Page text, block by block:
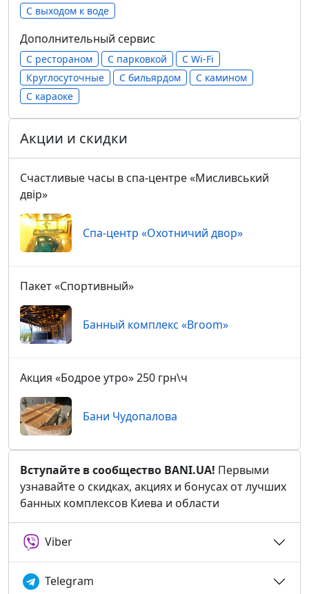
С выходом к воде
Дополнительный сервис
С рестораном С парковкой
С Wi-Fi
Круглосуточные
С бильярдом
С камином
С караоке
Акции и скидки
Счастливые часы в спа-центре «Мисливський
двір»
Спа-центр «Охотничий двор»
Пакет «Спортивный»
Банный комплекс «Broom»
Акция «Бодрое утро» 250 грн\ч
Бани Чудопалова
Вступайте в сообщество BANI.UA! Первыми
узнавайте о скидках, акциях и бонусах от лучших
банных комплексов Киева и области
Viber
Telegram